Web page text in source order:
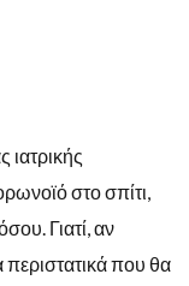
στο σπίτι,
Γιατί, αν
που θα